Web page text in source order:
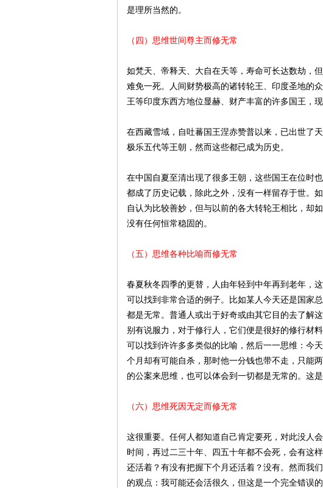
是理所当然的。
（四）思维世间尊主而修无常
如梵天、帝释天、大自在天等，寿命可长达数劫，
难免一死。人间财势极高的诸转轮王、印度圣地的
王等印度东西方地位显赫、财产丰富的许多国王，现
在西藏雪域，自吐蕃国王涅赤赞普以来，已出世了
极乐五代等王朝，然而这些都已成为历史。
在中国自夏至清出现了很多王朝，这些国王在位时
都成了历史记载，除此之外，没有一样留存于世。
自认为比较善妙，但与以前的各大转轮王相比，却
没有任何恒常稳固的。
（五）思维各种比喻而修无常
春夏秋冬四季的更替，人由年轻到中年再到老年，
可以找到非常合适的例子。比如某人今天还是国
都是无常。普通人或出于好奇或由其它目的去了解
别有说服力，对于修行人，它们便是很好的修行材
可以找到许许多多类似的比喻，然后一一思维：今
个月却有可能自杀，那时他一分钱也带不走，只能
的公案来思维，也可以体会到一切都是无常的。这是
（六）思维死因无定而修无常
这很重要。任何人都知道自己肯定要死，对此没人
时间，再过二三十年、四五十年都不会死，会有这
还活着？有没有把握下个月还活着？没有。然而我
的观点：我可能还会活很久，但这是一个完全错误的